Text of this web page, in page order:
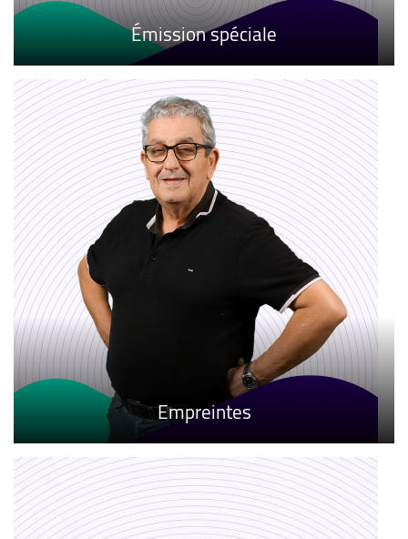
Émission spéciale
Empreintes